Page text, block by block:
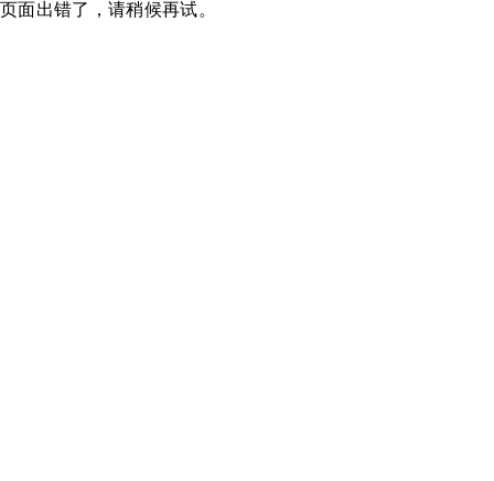
页面出错了，请稍候再试。